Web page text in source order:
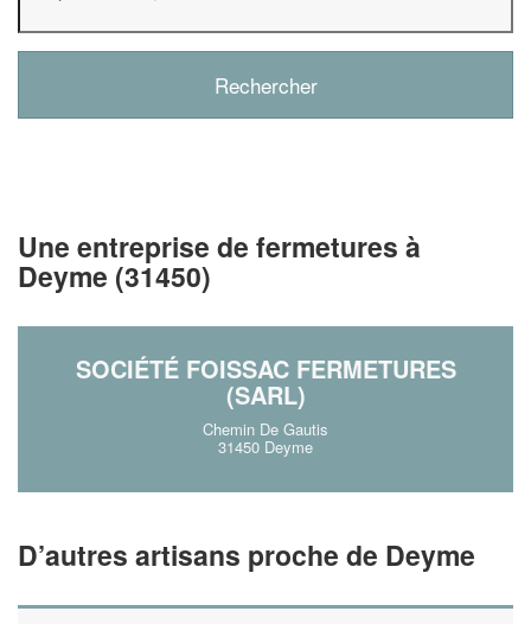
Une entreprise de fermetures à
Deyme (31450)
SOCIÉTÉ FOISSAC FERMETURES
(SARL)
Chemin De Gautis
31450 Deyme
D’autres artisans proche de Deyme
✕
Vous êtes un
professionnel ?
En savoir plus